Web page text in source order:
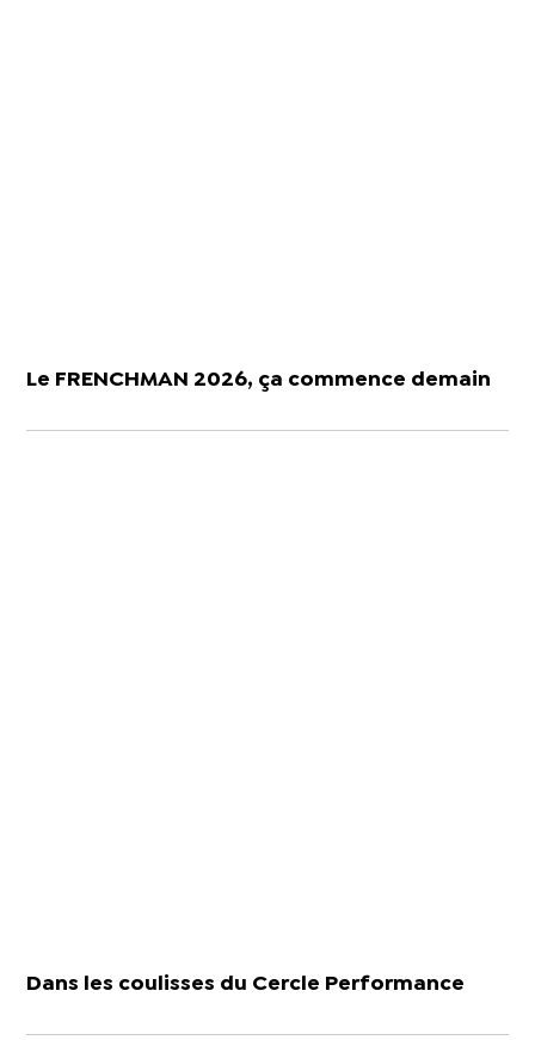
Le FRENCHMAN 2026, ça commence demain
Dans les coulisses du Cercle Performance